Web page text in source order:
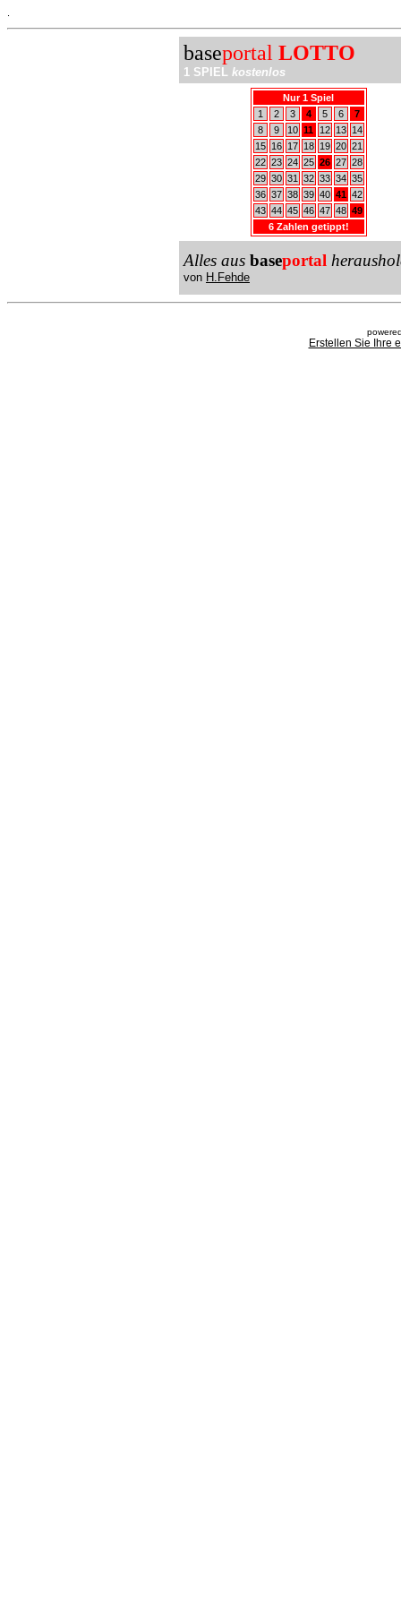
baseportal LOTTO
1 SPIEL kostenlos
Nur 1 Spiel
1
2 3 4 5 6
7
8
9 10 11 12 13
14
15
16 17 18 19 20 21
22 23 24 25 26 27 28
29 30 31 32 33 34 35
36 37 38 39 40 41 42
43 44 45 46 47 48 49
6 Zahlen getippt!
Alles aus baseportal
von H.Fehde
Erstellen Sie Ihre